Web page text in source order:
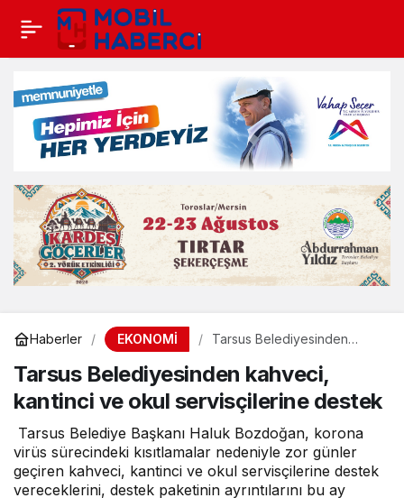
Haberler EKONOMİ
Tarsus Belediyesinden
servisçilerine destek
Tarsus Belediyesinden kahveci,
kantinci ve okul servisçilerine destek
Tarsus Belediye Başkanı Haluk Bozdoğan, korona
virüs sürecindeki kısıtlamalar nedeniyle zor günler
geçiren kahveci, kantinci ve okul servisçilerine destek
vereceklerini, destek paketinin ayrıntılarını bu ay